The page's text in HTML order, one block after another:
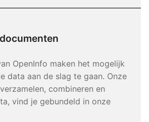
OpenInfo maken het mogelijk
data aan de slag te gaan. Onze
combineren en
vind je gebundeld in onze